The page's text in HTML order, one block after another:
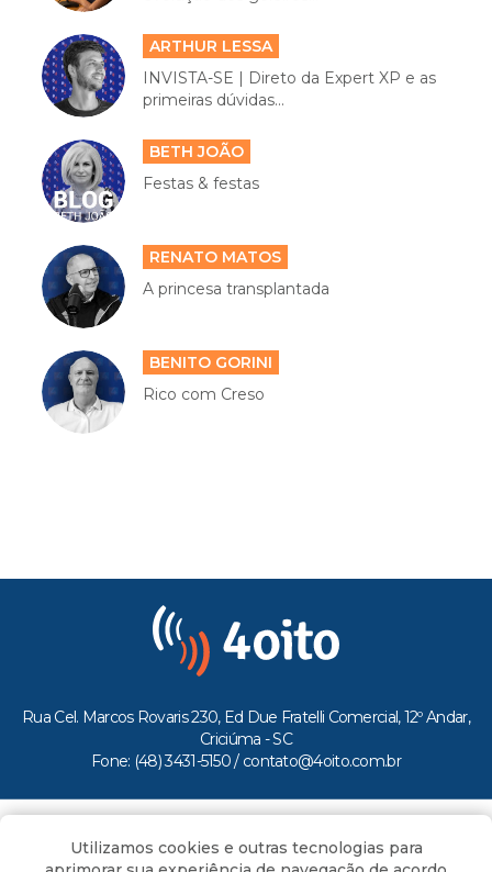
ARTHUR LESSA
INVISTA-SE | Direto da Expert XP e as
primeiras dúvidas...
BETH JOÃO
Festas & festas
RENATO MATOS
A princesa transplantada
BENITO GORINI
Rico com Creso
Rua Cel. Marcos Rovaris 230, Ed Due Fratelli Comercial, 12º Andar,
Criciúma - SC
Fone: (48) 3431-5150 / contato@4oito.com.br
Todos os direitos reservados ao Portal 4oito
Utilizamos cookies e outras tecnologias para